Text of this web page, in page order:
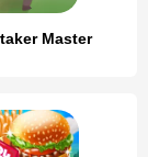
Master